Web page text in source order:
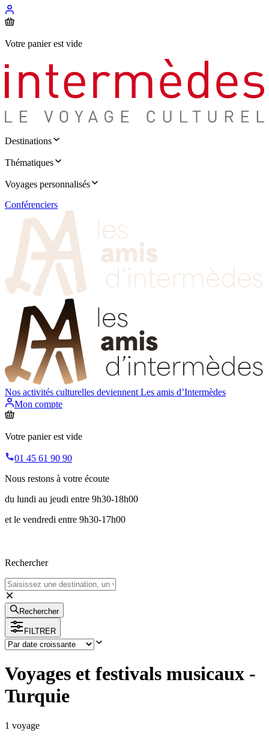
Votre panier est vide
Destinations
Thématiques
Voyages personnalisés
Conférenciers
Nos activités culturelles deviennent Les amis d’Intermèdes
Mon compte
Votre panier est vide
01 45 61 90 90
Nous restons à votre écoute
du lundi au jeudi entre 9h30-18h00
et le vendredi entre 9h30-17h00
Rechercher
Rechercher
FILTRER
Voyages et festivals musicaux -
Turquie
1 voyage